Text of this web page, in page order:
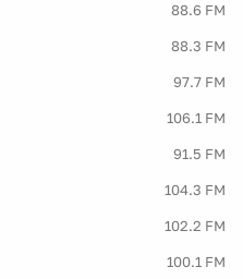
88.6 FM
88.3 FM
97.7 FM
106.1 FM
91.5 FM
104.3 FM
102.2 FM
100.1 FM